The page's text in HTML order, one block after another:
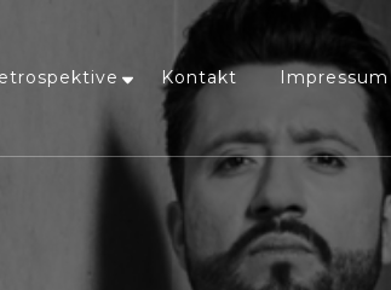
Kontakt Impressum